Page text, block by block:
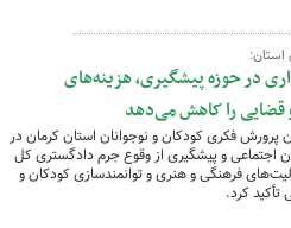
استان:
در حوزه پیشگیری، هزینه‌های
قضایی را کاهش می‌دهد
پرورش فکری کودکان و نوجوانان استان کرمان در
اجتماعی و پیشگیری از وقوع جرم دادگستری کل
فرهنگی و هنری و توانمندسازی کودکان و
کرد.